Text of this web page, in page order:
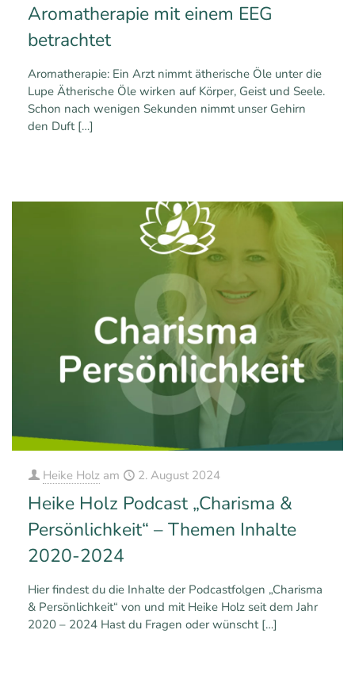
Aromatherapie mit einem EEG
betrachtet
Aromatherapie: Ein Arzt nimmt ätherische Öle unter die
Lupe Ätherische Öle wirken auf Körper, Geist und Seele.
Schon nach wenigen Sekunden nimmt unser Gehirn
den Duft[…]
Heike Holz am 2. August 2024
Heike Holz Podcast „Charisma &
Persönlichkeit“ – Themen Inhalte
2020-2024
Hier findest du die Inhalte der Podcastfolgen „Charisma
& Persönlichkeit“ von und mit Heike Holz seit dem Jahr
2020 – 2024 Hast du Fragen oder wünscht[…]